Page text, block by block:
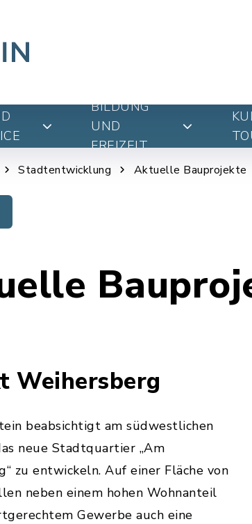
BILDUNG
UND
FREIZEIT
Stadtentwicklung Aktuelle Bauprojekte
Weihersberg
beabsichtigt am südwestlichen
neue Stadtquartier „Am
zu entwickeln. Auf einer Fläche von
neben einem hohen Wohnanteil
Gewerbe auch eine